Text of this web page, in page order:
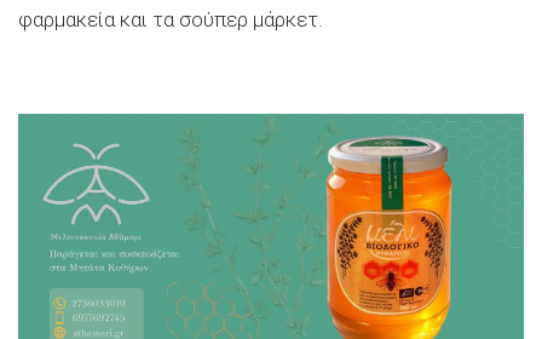
φαρμακεία και τα σούπερ μάρκετ.